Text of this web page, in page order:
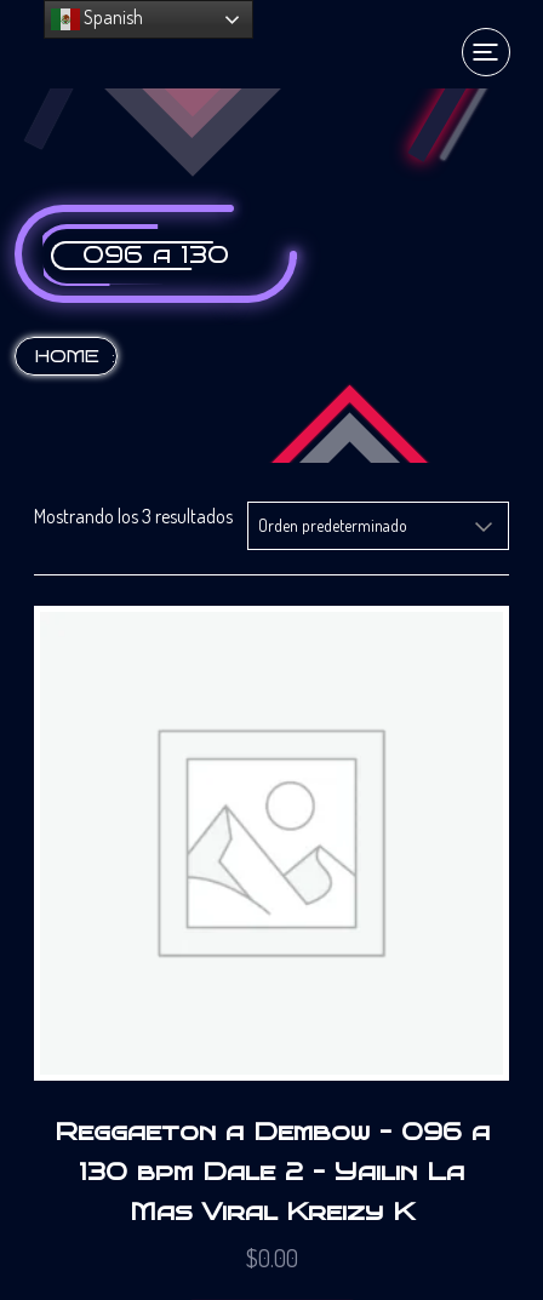
096 a 130
HOME :
Mostrando los 3 resultados
Reggaeton a Dembow – 096 a
130 bpm Dale 2 – Yailin La
Mas Viral Kreizy K
$0.00
Spanish